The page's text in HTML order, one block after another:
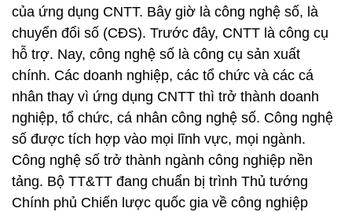
của ứng dụng CNTT. Bây giờ là công nghệ số, là
chuyển đổi số (CĐS). Trước đây, CNTT là công cụ
hỗ trợ. Nay, công nghệ số là công cụ sản xuất
chính. Các doanh nghiệp, các tổ chức và các cá
nhân thay vì ứng dụng CNTT thì trở thành doanh
nghiệp, tổ chức, cá nhân công nghệ số. Công nghệ
số được tích hợp vào mọi lĩnh vực, mọi ngành.
Công nghệ số trở thành ngành công nghiệp nền
tảng. Bộ TT&TT đang chuẩn bị trình Thủ tướng
Chính phủ Chiến lược quốc gia về công nghiệp